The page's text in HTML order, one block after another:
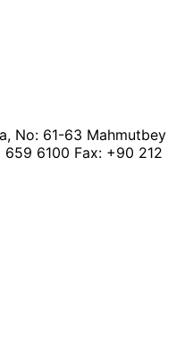
No: 61-63 Mahmutbey
6100 Fax: +90 212